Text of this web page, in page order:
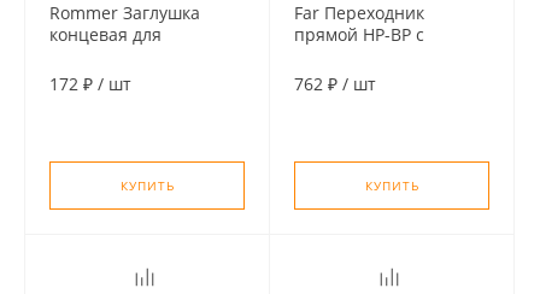
Rommer Заглушка
концевая для
никелированная с
172 ₽ / шт
КУПИТЬ
Far Переходник
прямой НР-ВР с
для модульных
762 ₽ / шт
КУПИТЬ